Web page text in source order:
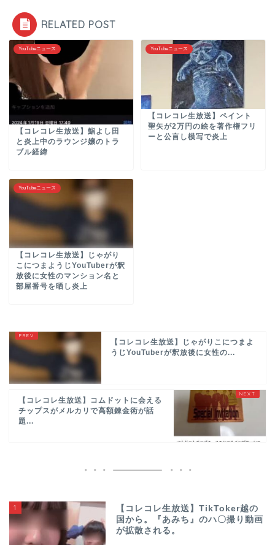
RELATED POST
YouTubeニュース
【コレコレ生放送】鮨よし田
と炎上中のラウンジ嬢のトラ
ブル経緯
YouTubeニュース
【コレコレ生放送】ペイント
聖矢が2万円の絵を著作権フリ
ーと公言し模写で炎上
YouTubeニュース
【コレコレ生放送】じゃがり
こにつまようじYouTuberが釈
放後に女性のマンション名と
部屋番号を晒し炎上
【コレコレ生放送】じゃがりこにつまよ
うじYouTuberが釈放後に女性の...
【コレコレ生放送】コムドットに会える
チップスがメルカリで高額錬金術が話
題...
1
【コレコレ生放送】TikToker越の
国から。『あみち』のハ〇撮り動画
が拡散される。